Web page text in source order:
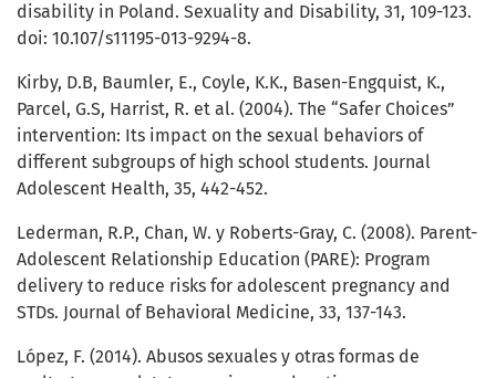
disability in Poland. Sexuality and Disability, 31, 109-123.
doi: 10.107/s11195-013-9294-8.
Kirby, D.B, Baumler, E., Coyle, K.K., Basen-Engquist, K.,
Parcel, G.S, Harrist, R. et al. (2004). The “Safer Choices”
intervention: Its impact on the sexual behaviors of
different subgroups of high school students. Journal
Adolescent Health, 35, 442-452.
Lederman, R.P., Chan, W. y Roberts-Gray, C. (2008). Parent-
Adolescent Relationship Education (PARE): Program
delivery to reduce risks for adolescent pregnancy and
STDs. Journal of Behavioral Medicine, 33, 137-143.
López, F. (2014). Abusos sexuales y otras formas de